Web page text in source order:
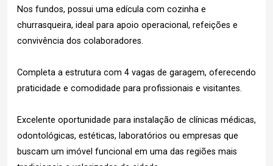
Nos fundos, possui uma edícula com cozinha e
churrasqueira, ideal para apoio operacional, refeições e
convivência dos colaboradores.
Completa a estrutura com 4 vagas de garagem, oferecendo
praticidade e comodidade para profissionais e visitantes.
Excelente oportunidade para instalação de clínicas médicas,
odontológicas, estéticas, laboratórios ou empresas que
buscam um imóvel funcional em uma das regiões mais